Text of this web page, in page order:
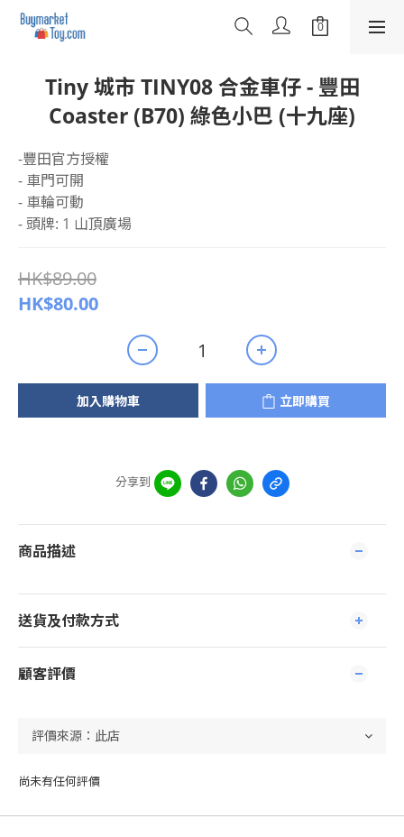
Tiny 城市 TINY08 合金車仔 - 豐田
Coaster (B70) 綠色小巴 (十九座)
-豐田官方授權
- 車門可開
- 車輪可動
- 頭牌: 1 山頂廣場
HK$89.00
HK$80.00
加入購物車 立即購買
分享到
商品描述
送貨及付款方式
顧客評價
尚未有任何評價